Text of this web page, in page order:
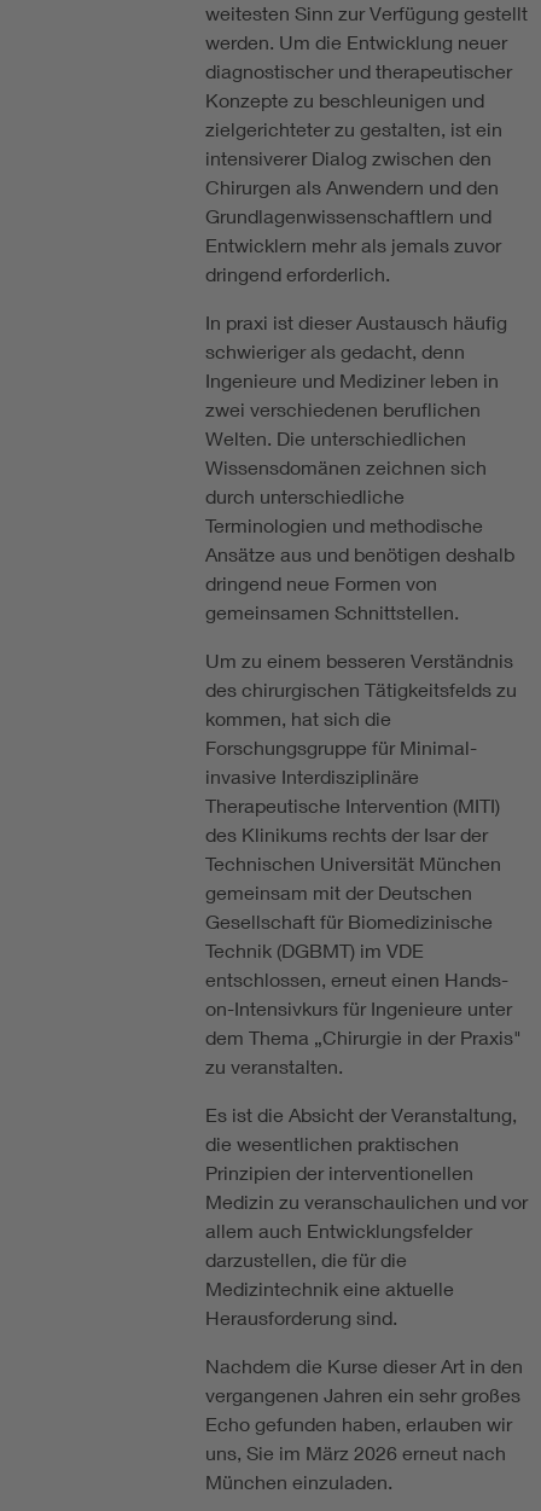
weitesten Sinn zur Verfügung gestellt
werden. Um die Entwicklung neuer
diagnostischer und therapeutischer
Konzepte zu beschleunigen und
zielgerichteter zu gestalten, ist ein
intensiverer Dialog zwischen den
Chirurgen als Anwendern und den
Grundlagenwissenschaftlern und
Entwicklern mehr als jemals zuvor
dringend erforderlich.
In praxi ist dieser Austausch häufig
schwieriger als gedacht, denn
Ingenieure und Mediziner leben in
zwei verschiedenen beruflichen
Welten. Die unterschiedlichen
Wissensdomänen zeichnen sich
durch unterschiedliche
Terminologien und methodische
Ansätze aus und benötigen deshalb
dringend neue Formen von
gemeinsamen Schnittstellen.
Um zu einem besseren Verständnis
des chirurgischen Tätigkeitsfelds zu
kommen, hat sich die
Forschungsgruppe für Minimal-
invasive Interdisziplinäre
Therapeutische Intervention (MITI)
des Klinikums rechts der Isar der
Technischen Universität München
gemeinsam mit der Deutschen
Gesellschaft für Biomedizinische
Technik (DGBMT) im VDE
entschlossen, erneut einen Hands-
on-Intensivkurs für Ingenieure unter
dem Thema „Chirurgie in der Praxis"
zu veranstalten.
Es ist die Absicht der Veranstaltung,
die wesentlichen praktischen
Prinzipien der interventionellen
Medizin zu veranschaulichen und vor
allem auch Entwicklungsfelder
darzustellen, die für die
Medizintechnik eine aktuelle
Herausforderung sind.
Nachdem die Kurse dieser Art in den
vergangenen Jahren ein sehr großes
Echo gefunden haben, erlauben wir
uns, Sie im März 2026 erneut nach
München einzuladen.